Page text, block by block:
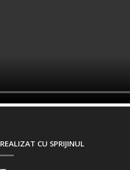
REALIZAT CU SPRIJINUL